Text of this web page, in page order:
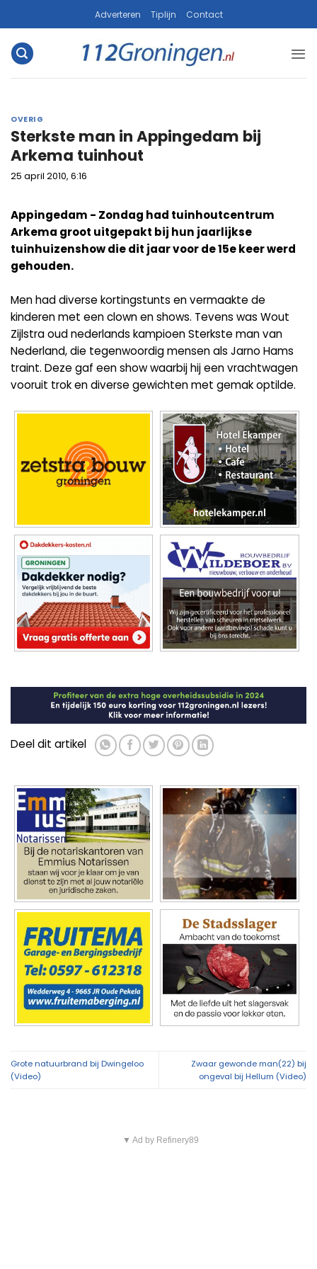
naar
inhoud
Adverteren Tiplijn Contact
OVERIG
Sterkste man in Appingedam bij
Arkema tuinhout
25 april 2010, 6:16
Appingedam - Zondag had tuinhoutcentrum
Arkema groot uitgepakt bij hun jaarlijkse
tuinhuizenshow die dit jaar voor de 15e keer werd
gehouden.
Men had diverse kortingstunts en vermaakte de
kinderen met een clown en shows. Tevens was Wout
Zijlstra oud nederlands kampioen Sterkste man van
Nederland, die tegenwoordig mensen als Jarno Hams
traint. Deze gaf een show waarbij hij een vrachtwagen
vooruit trok en diverse gewichten met gemak optilde.
Deel dit artikel
Grote natuurbrand bij Dwingeloo
(Video)
Zwaar gewonde man(22) bij
ongeval bij Hellum (Video)
▼ Ad by Refinery89